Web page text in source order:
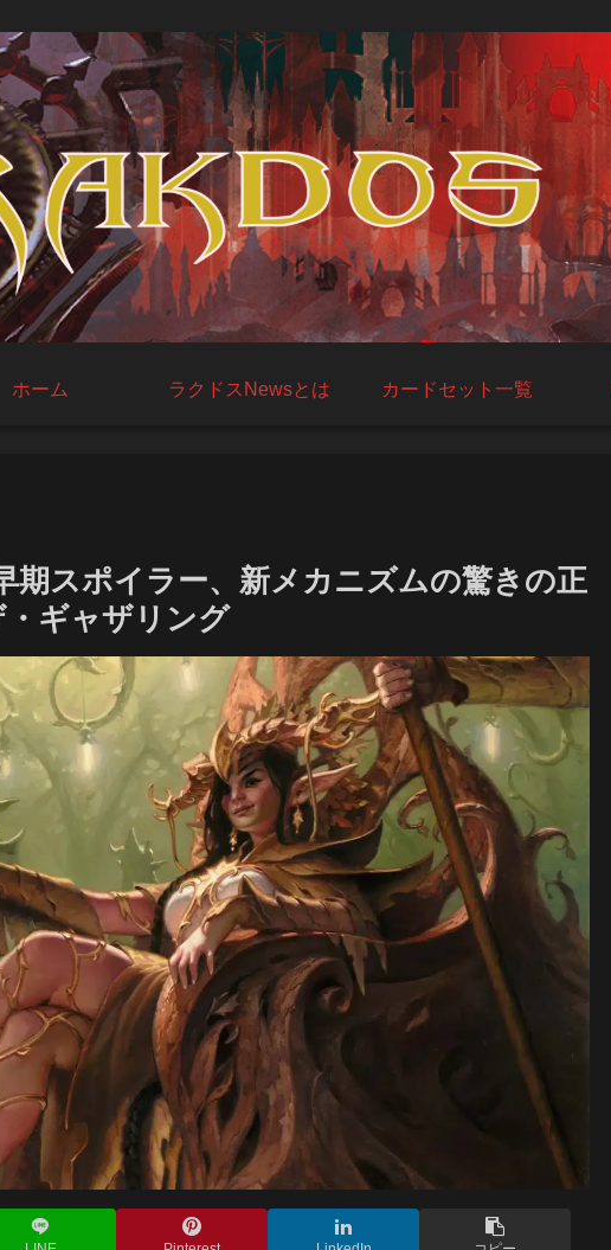
ホーム ラクドスNewsとは カードセット一覧
期スポイラー、新メカニズムの驚きの正
ギャザリング